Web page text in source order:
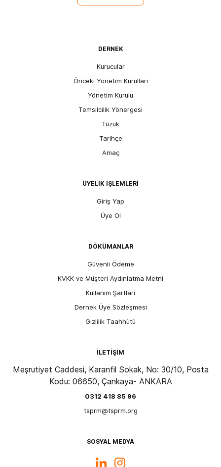
DERNEK
Kurucular
Önceki Yönetim Kurulları
Yönetim Kurulu
Temsilcilik Yönergesi
Tüzük
Tarihçe
Amaç
ÜYELİK İŞLEMLERİ
Giriş Yap
Üye Ol
DÖKÜMANLAR
Güvenli Ödeme
KVKK ve Müşteri Aydınlatma Metni
Kullanım Şartları
Dernek Üye Sözleşmesi
Gizlilik Taahhütü
İLETİŞİM
Meşrutiyet Caddesi, Karanfil Sokak, No: 30/10, Posta
Kodu: 06650, Çankaya- ANKARA
0312 418 85 96
tsprm@tsprm.org
SOSYAL MEDYA